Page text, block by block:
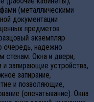
(металлическими
документации
предметов
экземпляр
очередь, надежно
стенам. Окна и двери,
запирающие устройства,
запирание,
и позволяющие,
(опечатывание). Окна